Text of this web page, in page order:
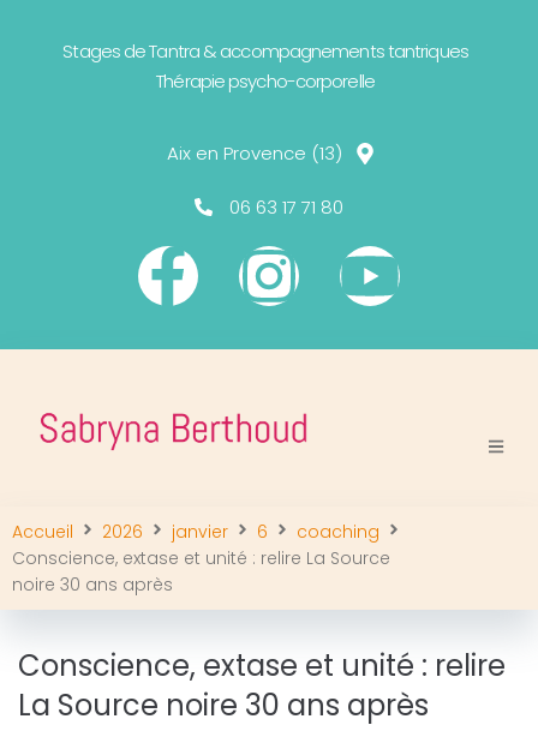
Stages de Tantra & accompagnements tantriques
Thérapie psycho-corporelle
Aix en Provence (13)
06 63 17 71 80
Accueil 2026 janvier 6
coaching
Conscience, extase et unité : relire La Source
noire 30 ans après
Conscience, extase et unité : relire
La Source noire 30 ans après